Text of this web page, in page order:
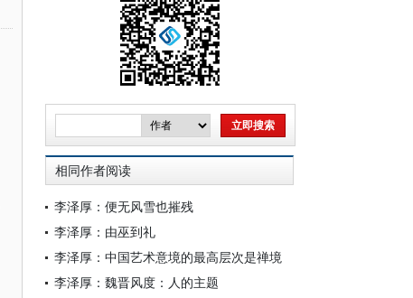
相同作者阅读
李泽厚：便无风雪也摧残
李泽厚：由巫到礼
李泽厚：中国艺术意境的最高层次是禅境
李泽厚：魏晋风度：人的主题